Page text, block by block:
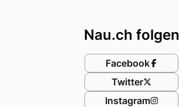
Nau.ch folgen
Facebook
Twitter
Instagram